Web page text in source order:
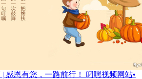
感恩有您，一路前行！
叼嘿视频网站•